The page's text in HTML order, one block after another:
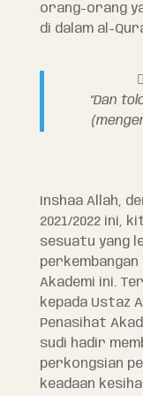
orang-orang
di dalam al-
“Dan
Inshaa Allah,
2021/2022 ini,
sesuatu yang
Akademi ini.
kepada Ustaz
Penasihat
sudi hadir
perkongsian
keadaan